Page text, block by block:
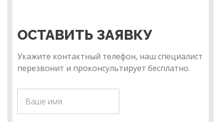
ОСТАВИТЬ ЗАЯВКУ
Укажите контактный телефон, наш специалист
перезвонит и проконсультирует бесплатно.